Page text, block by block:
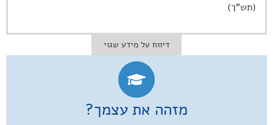
(תש"ך)
דיווח על מידע שגוי
מזהה את עצמך?